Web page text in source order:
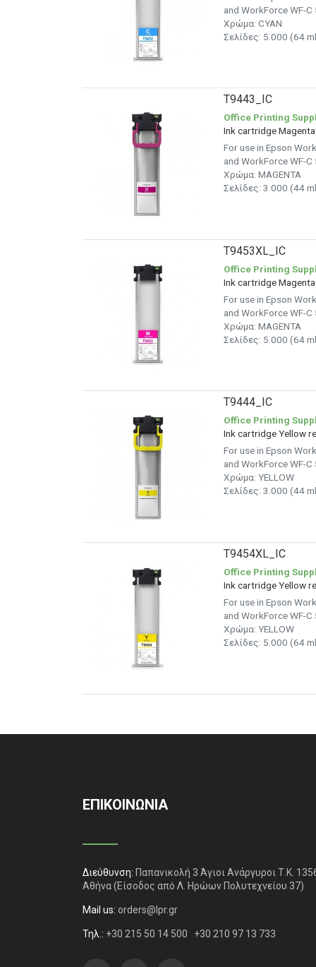
and WorkForce WF-
Χρώμα: CYAN
Σελίδες: 5.000 (64
T9443_IC
Office Printing
Ink cartridge
For use in Epson
and WorkForce WF-
Χρώμα: MAGENTA
Σελίδες: 3.000 (44
T9453XL_IC
Office Printing
Ink cartridge
For use in Epson
and WorkForce WF-
Χρώμα: MAGENTA
Σελίδες: 5.000 (64
T9444_IC
Office Printing
Ink cartridge Yellow
For use in Epson
and WorkForce WF-
Χρώμα: YELLOW
Σελίδες: 3.000 (44
T9454XL_IC
Office Printing
Ink cartridge Yellow
For use in Epson
and WorkForce WF-
Χρώμα: YELLOW
Σελίδες: 5.000 (64
ΕΠΙΚΟΙΝΩΝΙΑ
Διεύθυνση: Παπανικολή 3 Άγιοι Ανάργυροι Τ.Κ.
Αθήνα(Είσοδος από Λ. Ηρώων Πολυτεχνείου 37)
Mail us: orders@lpr.gr
Τηλ.: +30 215 50 14 500 +30 210 97 13 733